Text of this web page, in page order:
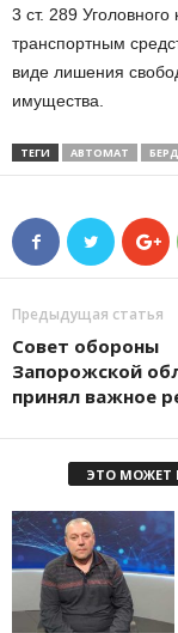
3 ст. 289
транспортным
виде лишения
имущества.
ТЕГИ АВТОМАТ
Предыдущая статья
Совет обороны
Запорожской
принял важное
ЭТО МОЖЕТ